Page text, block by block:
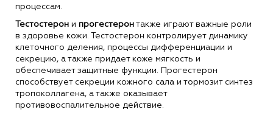
процессам.
Тестостерон и прогестерон также играют важные роли
в здоровье кожи. Тестостерон контролирует динамику
клеточного деления, процессы дифференциации и
секрецию, а также придает коже мягкость и
обеспечивает защитные функции. Прогестерон
способствует секреции кожного сала и тормозит синтез
тропоколлагена, а также оказывает
противовоспалительное действие.